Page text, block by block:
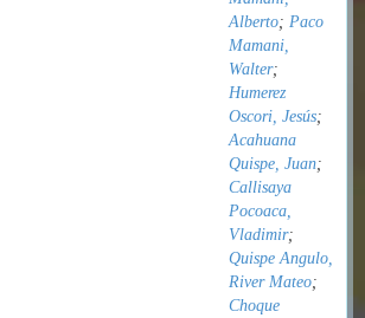
Alberto; Paco
Mamani,
Walter;
Humerez
Oscori, Jesús;
Acahuana
Quispe, Juan;
Callisaya
Pocoaca,
Vladimir;
Quispe Angulo,
River Mateo;
Choque